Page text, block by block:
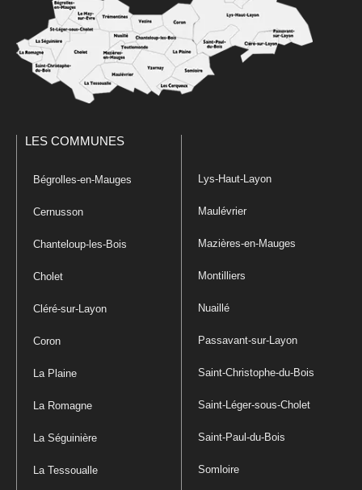
LES COMMUNES
Bégrolles-en-Mauges
Cernusson
Chanteloup-les-Bois
Cholet
Cléré-sur-Layon
Coron
La Plaine
La Romagne
La Séguinière
La Tessoualle
Lys-Haut-Layon
Maulévrier
Mazières-en-Mauges
Montilliers
Nuaillé
Passavant-sur-Layon
Saint-Christophe-du-Bois
Saint-Léger-sous-Cholet
Saint-Paul-du-Bois
Somloire